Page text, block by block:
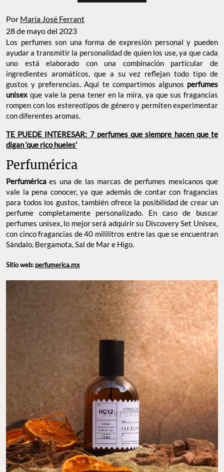
Por María José Ferrant
28 de mayo del 2023
Los perfumes son una forma de expresión personal y pueden
ayudar a transmitir la personalidad de quien los use, ya que cada
uno está elaborado con una combinación particular de
ingredientes aromáticos, que a su vez reflejan todo tipo de
gustos y preferencias. Aquí te compartimos algunos perfumes
unisex que vale la pena tener en la mira, ya que sus fragancias
rompen con los estereotipos de género y permiten experimentar
con diferentes aromas.
TE PUEDE INTERESAR: 7 perfumes que siempre hacen que te
digan ‘que rico hueles’
Perfumérica
Perfumérica es una de las marcas de perfumes mexicanos que
vale la pena conocer, ya que además de contar con fragancias
para todos los gustos, también ofrece la posibilidad de crear un
perfume completamente personalizado. En caso de buscar
perfumes unisex, lo mejor será adquirir su Discovery Set Unisex,
con cinco fragancias de 40 mililitros entre las que se encuentran
Sándalo, Bergamota, Sal de Mar e Higo.
Sitio web: perfumerica.mx